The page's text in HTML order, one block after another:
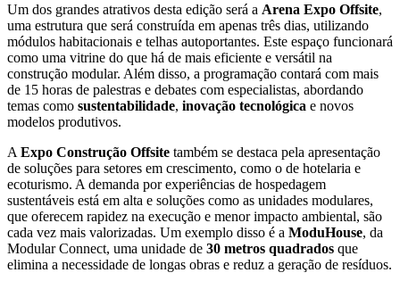
Um dos grandes atrativos desta edição será a Arena Expo Offsite,
uma estrutura que será construída em apenas três dias, utilizando
módulos habitacionais e telhas autoportantes. Este espaço funcionará
como uma vitrine do que há de mais eficiente e versátil na
construção modular. Além disso, a programação contará com mais
de 15 horas de palestras e debates com especialistas, abordando
temas como sustentabilidade, inovação tecnológica e novos
modelos produtivos.
A Expo Construção Offsite também se destaca pela apresentação
de soluções para setores em crescimento, como o de hotelaria e
ecoturismo. A demanda por experiências de hospedagem
sustentáveis está em alta e soluções como as unidades modulares,
que oferecem rapidez na execução e menor impacto ambiental, são
cada vez mais valorizadas. Um exemplo disso é a ModuHouse, da
Modular Connect, uma unidade de 30 metros quadrados que
elimina a necessidade de longas obras e reduz a geração de resíduos.